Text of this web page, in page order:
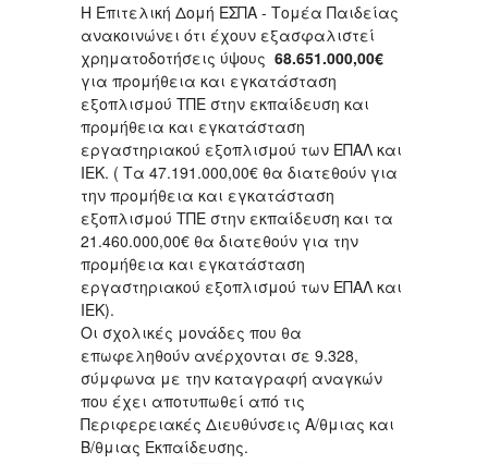
Η Επιτελική Δομή ΕΣΠΑ - Τομέα Παιδείας
ανακοινώνει ότι έχουν εξασφαλιστεί
χρηματοδοτήσεις ύψους 68.651.000,00€
για προμήθεια και εγκατάσταση
εξοπλισμού ΤΠΕ στην εκπαίδευση και
προμήθεια και εγκατάσταση
εργαστηριακού εξοπλισμού των ΕΠΑΛ και
ΙΕΚ. ( Τα 47.191.000,00€ θα διατεθούν για
την προμήθεια και εγκατάσταση
εξοπλισμού ΤΠΕ στην εκπαίδευση και τα
21.460.000,00€ θα διατεθούν για την
προμήθεια και εγκατάσταση
εργαστηριακού εξοπλισμού των ΕΠΑΛ και
ΙΕΚ).
Οι σχολικές μονάδες που θα
επωφεληθούν ανέρχονται σε 9.328,
σύμφωνα με την καταγραφή αναγκών
που έχει αποτυπωθεί από τις
Περιφερειακές Διευθύνσεις Α/θμιας και
Β/θμιας Εκπαίδευσης.